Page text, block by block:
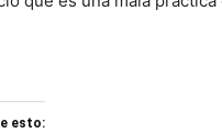
esto: